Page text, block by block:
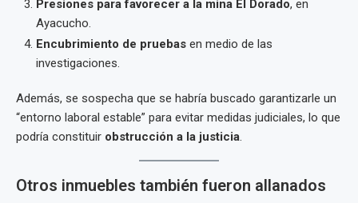
Presiones para favorecer a la mina El Dorado, en
Ayacucho.
Encubrimiento de pruebas en medio de las
investigaciones.
Además, se sospecha que se habría buscado garantizarle un
“entorno laboral estable” para evitar medidas judiciales, lo que
podría constituir obstrucción a la justicia.
Otros inmuebles también fueron allanados